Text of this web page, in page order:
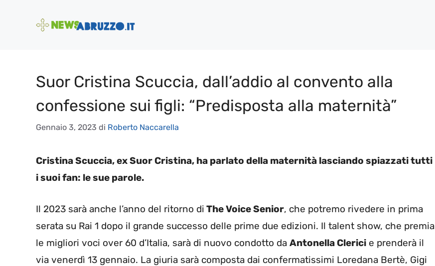
Suor Cristina Scuccia, dall’addio al convento alla
confessione sui figli: “Predisposta alla maternità”
Gennaio 3, 2023 di Roberto Naccarella
Cristina Scuccia, ex Suor Cristina, ha parlato della maternità lasciando spiazzati tutti
i suoi fan: le sue parole.
Il 2023 sarà anche l’anno del ritorno di The Voice Senior, che potremo rivedere in prima
serata su Rai 1 dopo il grande successo delle prime due edizioni. Il talent show, che premia
le migliori voci over 60 d’Italia, sarà di nuovo condotto da Antonella Clerici e prenderà il
via venerdì 13 gennaio. La giuria sarà composta dai confermatissimi Loredana Bertè, Gigi